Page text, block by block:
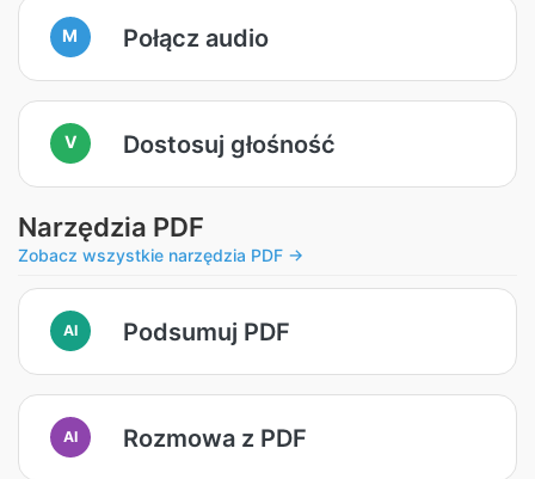
M Połącz audio
V Dostosuj głośność
Narzędzia PDF
Zobacz wszystkie narzędzia PDF →
AI Podsumuj PDF
AI Rozmowa z PDF